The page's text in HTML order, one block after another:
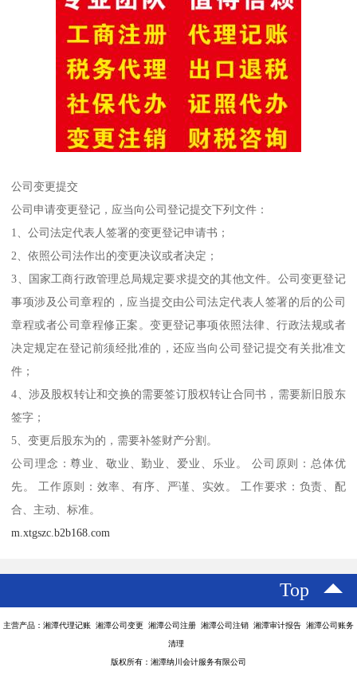
公司变更提交
公司申请变更登记，应当向公司登记提交下列文件：
1、公司法定代表人签署的变更登记申请书；
2、依照公司法作出的变更决议或者决定；
3、国家工商行政管理总局规定要求提交的其他文件。公司变更登记
事项涉及公司章程的，应当提交由公司法定代表人签署的后的公司
章程或者公司章程修正案。变更登记事项依照法律、行政法规或者
决定规定在登记前须经批准的，还应当向公司登记提交有关批准文
件；
4、涉及股权转让和交换的需要签订股权转让合同书，需要新旧股东
签字；
5、变更后股东为的，需要补签财产分割。
公司理念：尊业、敬业、勤业、爱业、乐业。 公司原则：总体优
先。 工作原则：效率、有序、严谨、实效。 工作要求：负责、配
合、主动、标准。
m.xtgszc.b2b168.com
Top
主营产品：湘潭代理记账 湘潭公司变更 湘潭公司注册 湘潭公司注销 湘潭审计报告 湘潭公司账务
清理
版权所有：湘潭纳川会计服务有限公司